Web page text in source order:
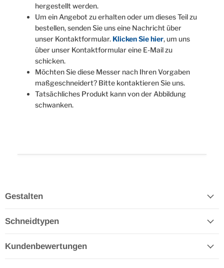
hergestellt werden.
Um ein Angebot zu erhalten oder um dieses Teil zu
bestellen, senden Sie uns eine Nachricht über
unser Kontaktformular. Klicken Sie hier, um uns
über unser Kontaktformular eine E-Mail zu
schicken.
Möchten Sie diese Messer nach Ihren Vorgaben
maßgeschneidert? Bitte kontaktieren Sie uns.
Tatsächliches Produkt kann von der Abbildung
schwanken.
Gestalten
Schneidtypen
Kundenbewertungen